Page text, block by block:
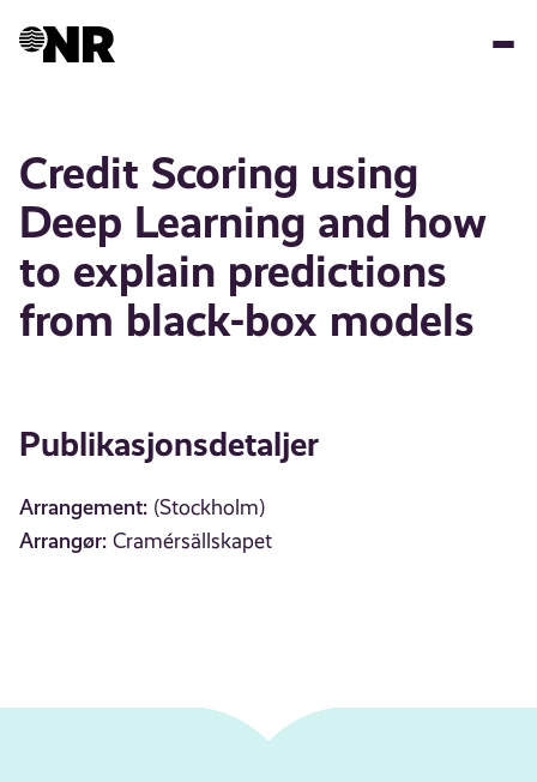
Credit Scoring using
Deep Learning and how
to explain predictions
from black-box models
Publikasjonsdetaljer
Arrangement: (Stockholm)
Arrangør: Cramérsällskapet